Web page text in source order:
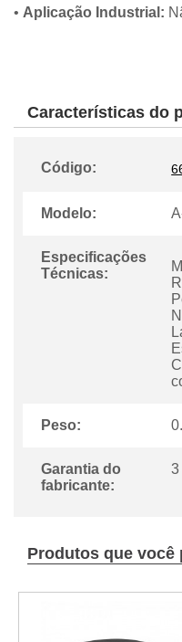
• Aplicação Industrial:
Características do
Código:
Modelo:
Especificações
Técnicas:
Peso:
Garantia do
fabricante:
3
Produtos que você